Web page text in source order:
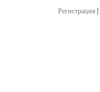
Регистрация|